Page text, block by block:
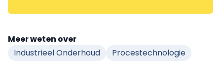
Meer weten over
Industrieel Onderhoud
Procestechnologie